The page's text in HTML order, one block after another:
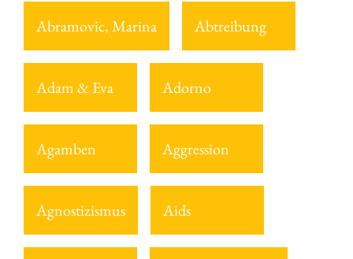
Abramovic, Marina Abtreibung
Adam & Eva Adorno
Agamben Aggression
Agnostizismus Aids